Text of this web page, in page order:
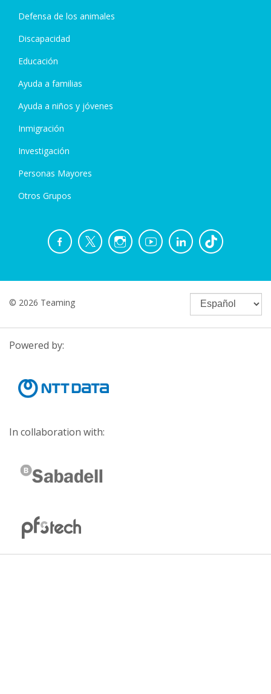
Defensa de los animales
Discapacidad
Educación
Ayuda a familias
Ayuda a niños y jóvenes
Inmigración
Investigación
Personas Mayores
Otros Grupos
© 2026 Teaming
Powered by:
In collaboration with: